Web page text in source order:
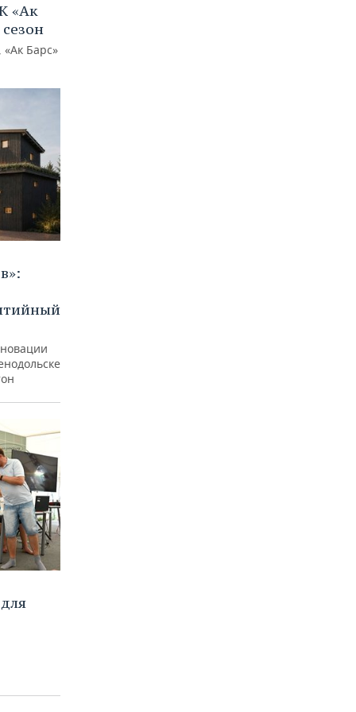
«Ак
Барс»